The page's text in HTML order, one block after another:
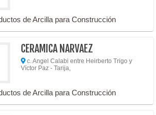
de Arcilla para Construcción
CERAMICA NARVAEZ
c. Angel Calabi entre Heirberto Trigo y
Víctor Paz - Tarija,
de Arcilla para Construcción